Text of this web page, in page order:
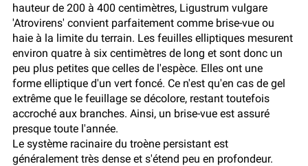
hauteur de 200 à 400 centimètres, Ligustrum vulgare
'Atrovirens' convient parfaitement comme brise-vue ou
haie à la limite du terrain. Les feuilles elliptiques mesurent
environ quatre à six centimètres de long et sont donc un
peu plus petites que celles de l'espèce. Elles ont une
forme elliptique d'un vert foncé. Ce n'est qu'en cas de gel
extrême que le feuillage se décolore, restant toutefois
accroché aux branches. Ainsi, un brise-vue est assuré
presque toute l'année.
Le système racinaire du troène persistant est
généralement très dense et s'étend peu en profondeur.